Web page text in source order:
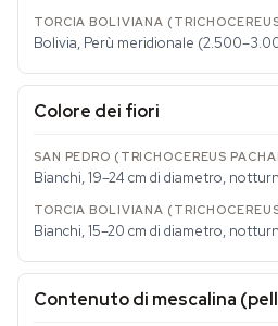
Bolivia, Perù meridionale
Colore dei fiori
Bianchi, 19–24 cm di diametro,
Bianchi, 15–20 cm di diametro,
Contenuto di mescalina